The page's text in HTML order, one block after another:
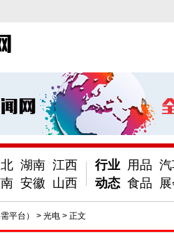
湖南 江西
安徽 山西
行业
动态
用品
食品
平台） > 光电 > 正文